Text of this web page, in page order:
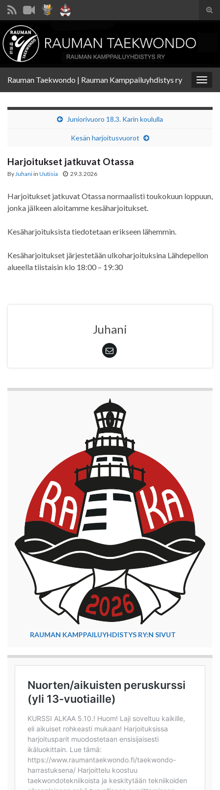
Rauman Taekwondo | Rauman Kamppailuyhdistys ry
Juniorivuoro 18.3. Karin koululla
Kesän harjoitusvuorot
Harjoitukset jatkuvat Otassa
By Juhaniin Uutisia 29.3.2026
Harjoitukset jatkuvat Otassa normaalisti toukokuun loppuun,
jonka jälkeen aloitamme kesäharjoitukset.
Kesäharjoituksista tiedotetaan erikseen lähemmin.
Kesäharjoitukset järjestetään ulkoharjoituksina Lähdepellon
alueella tiistaisin klo 18:00 – 19:30
Juhani
RAUMAN KAMPPAILUYHDISTYS RY:N SIVUT